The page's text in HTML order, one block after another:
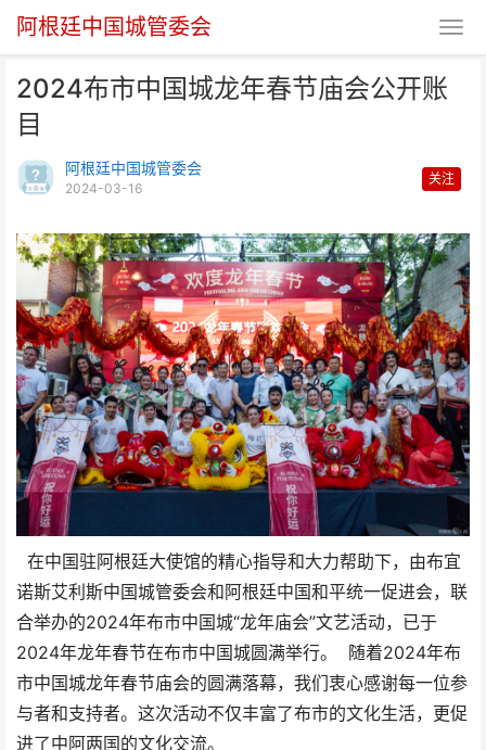
阿根廷中国城管委会
2024布市中国城龙年春节庙会公开账
目
阿根廷中国城管委会
2024-03-16
关注
在中国驻阿根廷大使馆的精心指导和大力帮助下，由布宜
诺斯艾利斯中国城管委会和阿根廷中国和平统一促进会，联
合举办的2024年布市中国城“龙年庙会”文艺活动，已于
2024年龙年春节在布市中国城圆满举行。 随着2024年布
市中国城龙年春节庙会的圆满落幕，我们衷心感谢每一位参
与者和支持者。这次活动不仅丰富了布市的文化生活，更促
进了中阿两国的文化交流。
2024布市中国城龙年春节庙会公
开账目